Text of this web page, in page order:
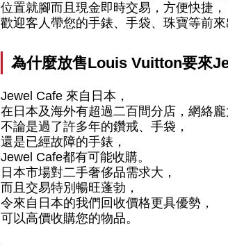
位置就腳而且現金即時交易，方便快捷，
歡迎客人帶您的手錶、手袋、珠寶等前來
為什麼放售Louis Vuitton要來
Jewel Cafe 來自日本，
在日本及海外有超過二百間分店，網絡龐
不論是過了許多年的鑽戒、手袋，
還是已經故障的手錶，
Jewel Cafe都有可能收購。
日本市場對二手奢侈品需求大，
而且交易特別暢旺蓬勃，
令來自日本的我們回收價格更具優勢，
可以高價收購您的物品。